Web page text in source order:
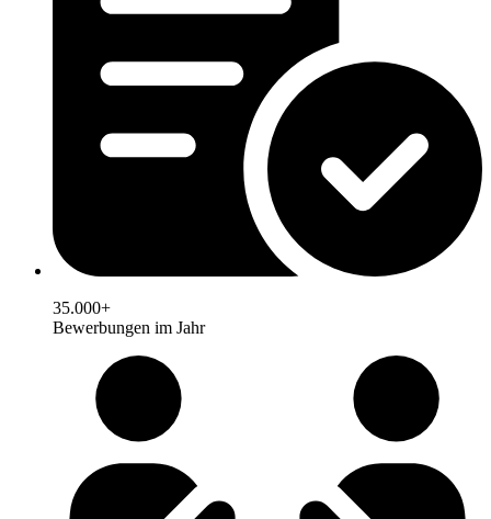
35.000+
Bewerbungen im Jahr